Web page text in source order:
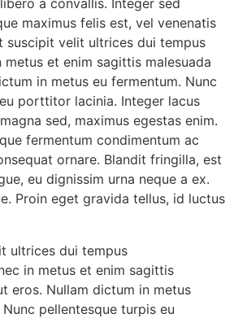
maximus felis est, vel venenatis
suscipit velit ultrices dui tempus
metus et enim sagittis malesuada
in metus eu fermentum. Nunc
porttitor lacinia. Integer lacus
sed, maximus egestas enim.
fermentum condimentum ac
ornare. Blandit fringilla, est
eu dignissim urna neque a ex.
Proin eget gravida tellus, id luctus
ultrices dui tempus
in metus et enim sagittis
eros. Nullam dictum in metus
pellentesque turpis eu